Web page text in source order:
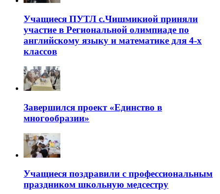
Учащиеся ПУТЛ с.Чишмикиой приняли
участие в Региональной олимпиаде по
английскому языку и математике для 4-х
классов
Завершился проект «Единство в
многообразии»
Учащиеся поздравили с профессиональным
праздником школьную медсестру